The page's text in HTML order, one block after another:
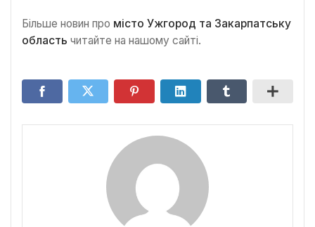
Більше новин про місто Ужгород та Закарпатську
область читайте на нашому сайті.